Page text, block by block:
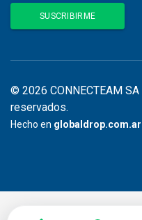
© 2026 CONNECTEAM
reservados.
Hecho en globaldrop.com.ar